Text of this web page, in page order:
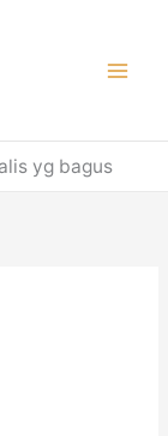
yg bagus